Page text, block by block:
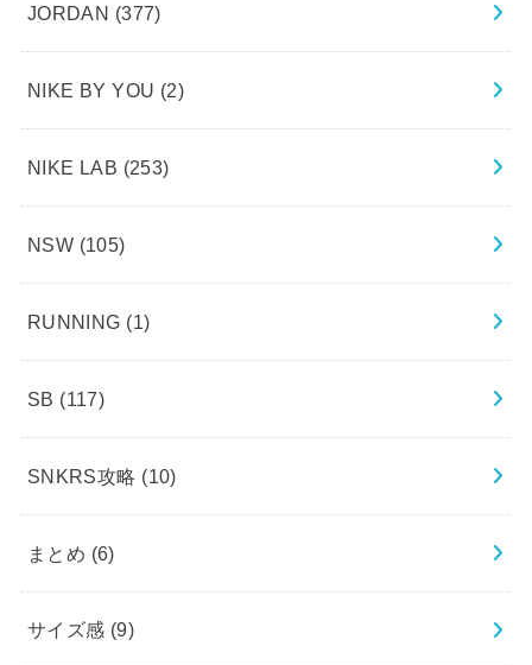
JORDAN (377)
NIKE BY YOU (2)
NIKE LAB (253)
NSW (105)
RUNNING (1)
SB (117)
SNKRS攻略 (10)
まとめ (6)
サイズ感 (9)